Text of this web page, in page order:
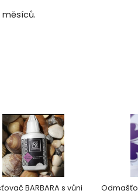
měsíců.
BARBARA s vůni